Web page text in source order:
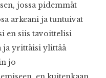
jossa pidemmät
arkeani ja tuntuivat
en siis tavoittelisi
ja yrittäisi ylittää
jo